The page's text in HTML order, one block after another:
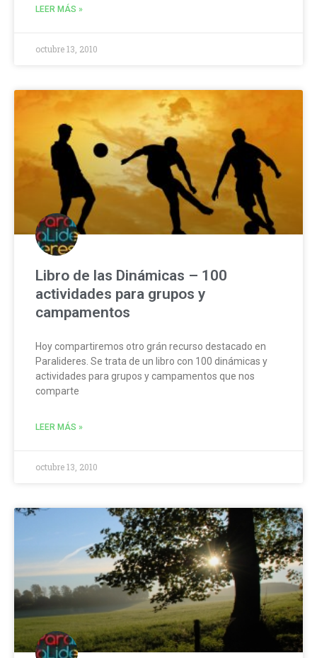
LEER MÁS »
octubre 13, 2010
Libro de las Dinámicas – 100
actividades para grupos y
campamentos
Hoy compartiremos otro grán recurso destacado en
Paralideres. Se trata de un libro con 100 dinámicas y
actividades para grupos y campamentos que nos
comparte
LEER MÁS »
octubre 13, 2010